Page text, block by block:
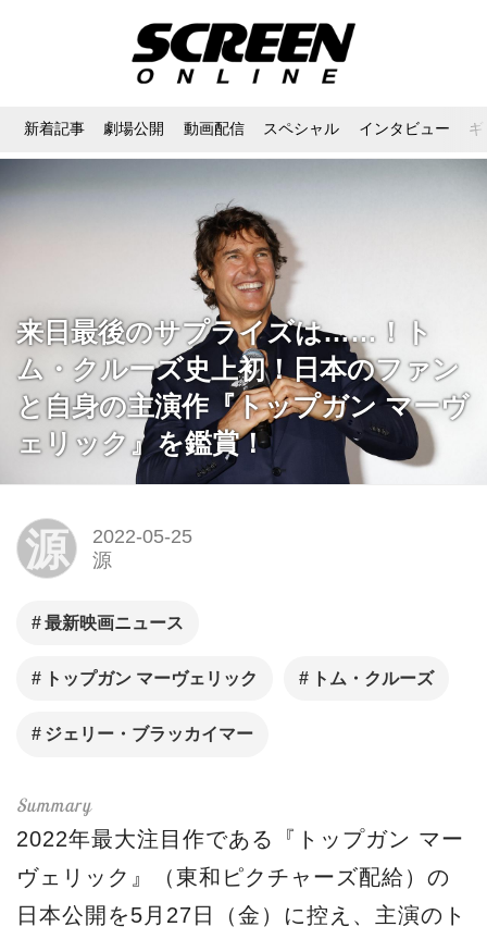
新着記事 劇場公開 動画配信 スペシャル インタビュー
来日最後のサプライズは……！ト
ム・クルーズ史上初！日本のファン
と自身の主演作『トップガン マーヴ
ェリック』を鑑賞！
源
2022-05-25
源
最新映画ニュース
トップガン マーヴェリック トム・クルーズ
ジェリー・ブラッカイマー
2022年最大注目作である『トップガン マー
ヴェリック』（東和ピクチャーズ配給）の
日本公開を5月27日（金）に控え、主演のト